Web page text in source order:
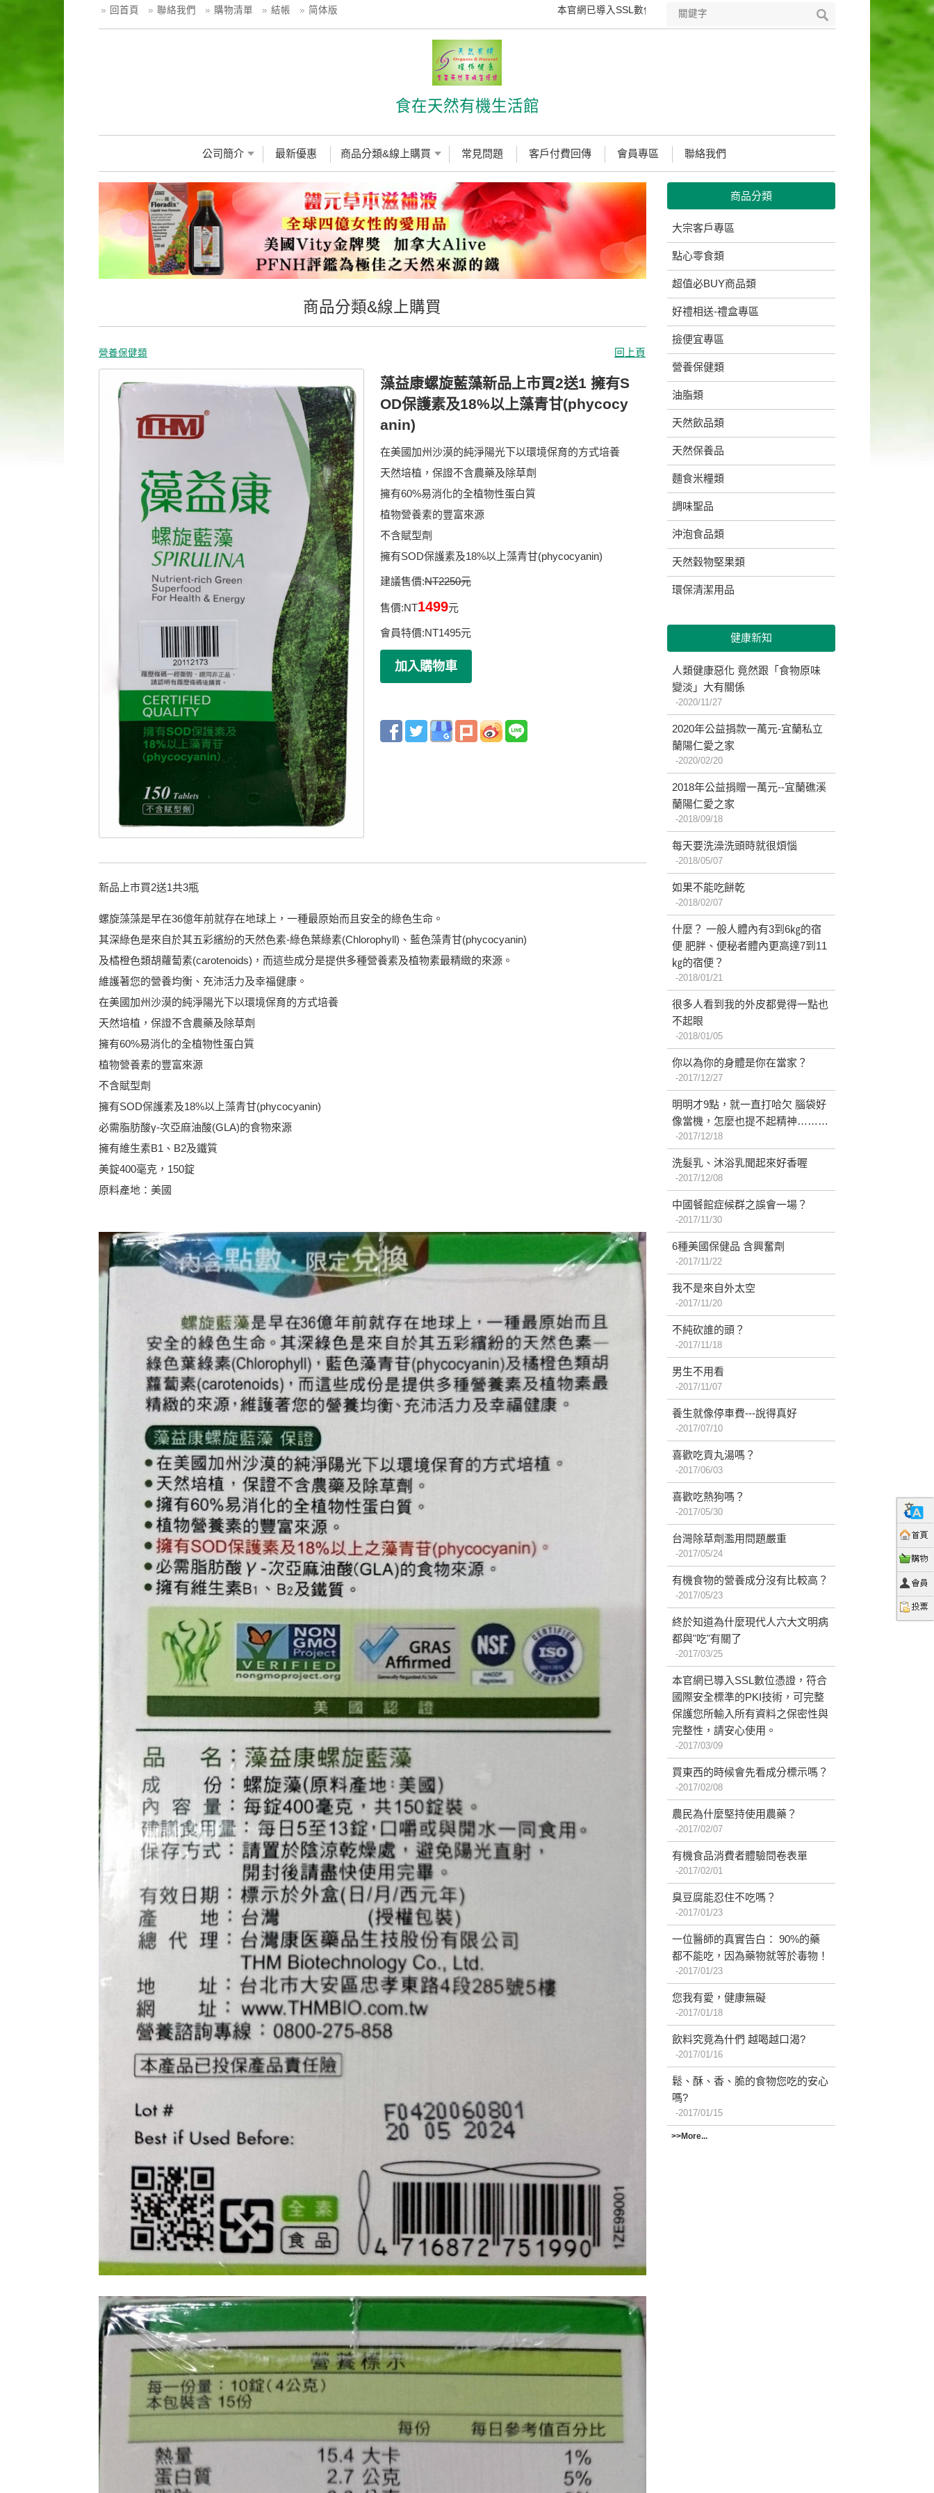
回首頁 聯絡我們 購物清單 結帳 简体版 本官網已導入SSL數位憑證，符合國際安全標準的PKI技術，可完整保護您所輸入所有資料之保
食在天然有機生活館
公司簡介 最新優惠 商品分類&線上購買 常見問題 客戶付費回傳 會員專區 聯絡我們
商品分類&線上購買
營養保健類 回上頁
藻益康螺旋藍藻新品上市買2送1 擁有S
OD保護素及18%以上藻青甘(phycocy
anin)
在美國加州沙漠的純淨陽光下以環境保育的方式培養
天然培植，保證不含農藥及除草劑
擁有60%易消化的全植物性蛋白質
植物營養素的豐富來源
不含賦型劑
擁有SOD保護素及18%以上藻青甘(phycocyanin)
建議售價:NT2250元
售價:NT1499元
會員特價:NT1495元
新品上市買2送1共3瓶
螺旋藻藻是早在36億年前就存在地球上，一種最原始而且安全的綠色生命。
其深綠色是來自於其五彩繽紛的天然色素-綠色葉綠素(Chlorophyll)、藍色藻青甘(phycocyanin)
及橘橙色類胡蘿蔔素(carotenoids)，而這些成分是提供多種營養素及植物素最精緻的來源。
維護著您的營養均衡、充沛活力及幸福健康。
在美國加州沙漠的純淨陽光下以環境保育的方式培養
天然培植，保證不含農藥及除草劑
擁有60%易消化的全植物性蛋白質
植物營養素的豐富來源
不含賦型劑
擁有SOD保護素及18%以上藻青甘(phycocyanin)
必需脂肪酸γ-次亞麻油酸(GLA)的食物來源
擁有維生素B1、B2及鐵質
美錠400毫克，150錠
原料產地：美國
商品分類
大宗客戶專區
點心零食類
超值必BUY商品類
好禮相送-禮盒專區
撿便宜專區
營養保健類
油脂類
天然飲品類
天然保養品
麵食米糧類
調味聖品
沖泡食品類
天然穀物堅果類
環保清潔用品
健康新知
人類健康惡化 竟然跟「食物原味
變淡」大有關係
2020/11/27
2020年公益捐款一萬元-宜蘭私立
蘭陽仁愛之家
2020/02/20
2018年公益捐贈一萬元--宜蘭礁溪
蘭陽仁愛之家
2018/09/18
每天要洗澡洗頭時就很煩惱
2018/05/07
如果不能吃餅乾
2018/02/07
什麼？ 一般人體內有3到6㎏的宿
便 肥胖、便秘者體內更高達7到11
㎏的宿便？
2018/01/21
很多人看到我的外皮都覺得一點也
不起眼
2018/01/05
你以為你的身體是你在當家？
2017/12/27
明明才9點，就一直打哈欠 腦袋好
像當機，怎麼也提不起精神………
2017/12/18
洗髮乳、沐浴乳聞起來好香喔
2017/12/08
中國餐館症候群之誤會一場？
2017/11/30
6種美國保健品 含興奮劑
2017/11/22
我不是來自外太空
2017/11/20
不純砍誰的頭？
2017/11/18
男生不用看
2017/11/07
養生就像停車費---說得真好
2017/07/10
喜歡吃貢丸湯嗎？
2017/06/03
喜歡吃熱狗嗎？
2017/05/30
台灣除草劑濫用問題嚴重
2017/05/24
有機食物的營養成分沒有比較高？
2017/05/23
終於知道為什麼現代人六大文明病
都與"吃"有關了
2017/03/25
本官網已導入SSL數位憑證，符合
國際安全標準的PKI技術，可完整
保護您所輸入所有資料之保密性與
完整性，請安心使用。
2017/03/09
買東西的時候會先看成分標示嗎？
2017/02/08
農民為什麼堅持使用農藥？
2017/02/07
有機食品消費者體驗問卷表單
2017/02/01
臭豆腐能忍住不吃嗎？
2017/01/23
一位醫師的真實告白： 90%的藥
都不能吃，因為藥物就等於毒物！
2017/01/23
您我有愛，健康無礙
2017/01/18
飲料究竟為什們 越喝越口渴?
2017/01/16
鬆、酥、香、脆的食物您吃的安心
嗎?
2017/01/15
>>More...